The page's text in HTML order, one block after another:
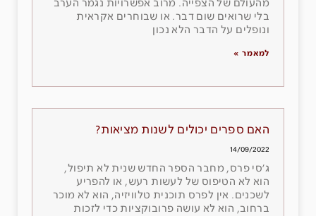
מהעולם של הצפייה. מרוב אפשרויות נגמר הערב
בלי שרואים שום דבר. או שבוחרים אקראית
ונופלים על הדבר הלא נכון
למאמר »
האם ספרים יכולים לשנות מציאות?
14/09/2022
ג׳סי פרס, מחבר הספר החדש שנית לא תיפול,
הוא לא הטיפוס של לעשות רעש, או להפריע
לשכנים. אין לפרס תוכנית טלוויזיה, הוא לא מוכר
ברחוב, הוא לא עושה פרובוקציות כדי לזכות